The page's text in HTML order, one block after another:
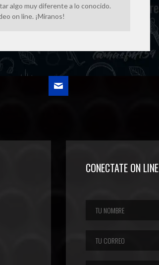
algo muy diferente a lo conocido.
on line. ¡Miranos!
CONECTATE ON LINE